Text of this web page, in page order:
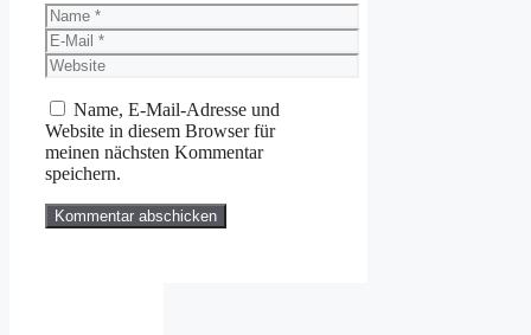
Name
E-
Mail
Website
Name, E-Mail-Adresse und
Website in diesem Browser für
meinen nächsten Kommentar
speichern.